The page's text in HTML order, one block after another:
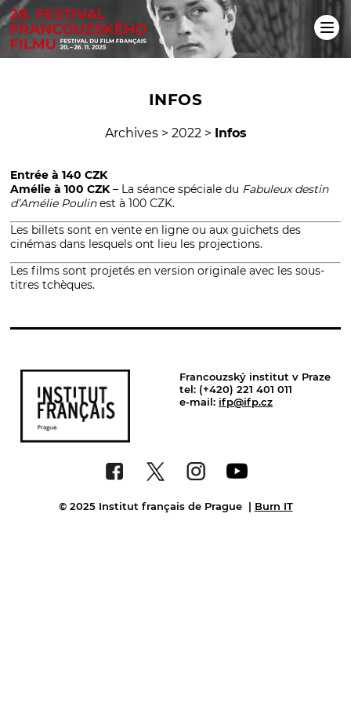
INFOS
Archives> 2022> Infos
Entrée à 140 CZK
Amélie à 100 CZK– La séance spéciale du Fabuleux destin
d’Amélie Poulinest à 100 CZK.
Les billets sont en vente en ligne ou aux guichets des
cinémas dans lesquels ont lieu les projections.
Les films sont projetés en version originale avec les sous-
titres tchèques.
Francouzský institut v Praze
tel: (+420) 221 401 011
e-mail: ifp@ifp.cz
© 2025 Institut français de Prague | Burn IT